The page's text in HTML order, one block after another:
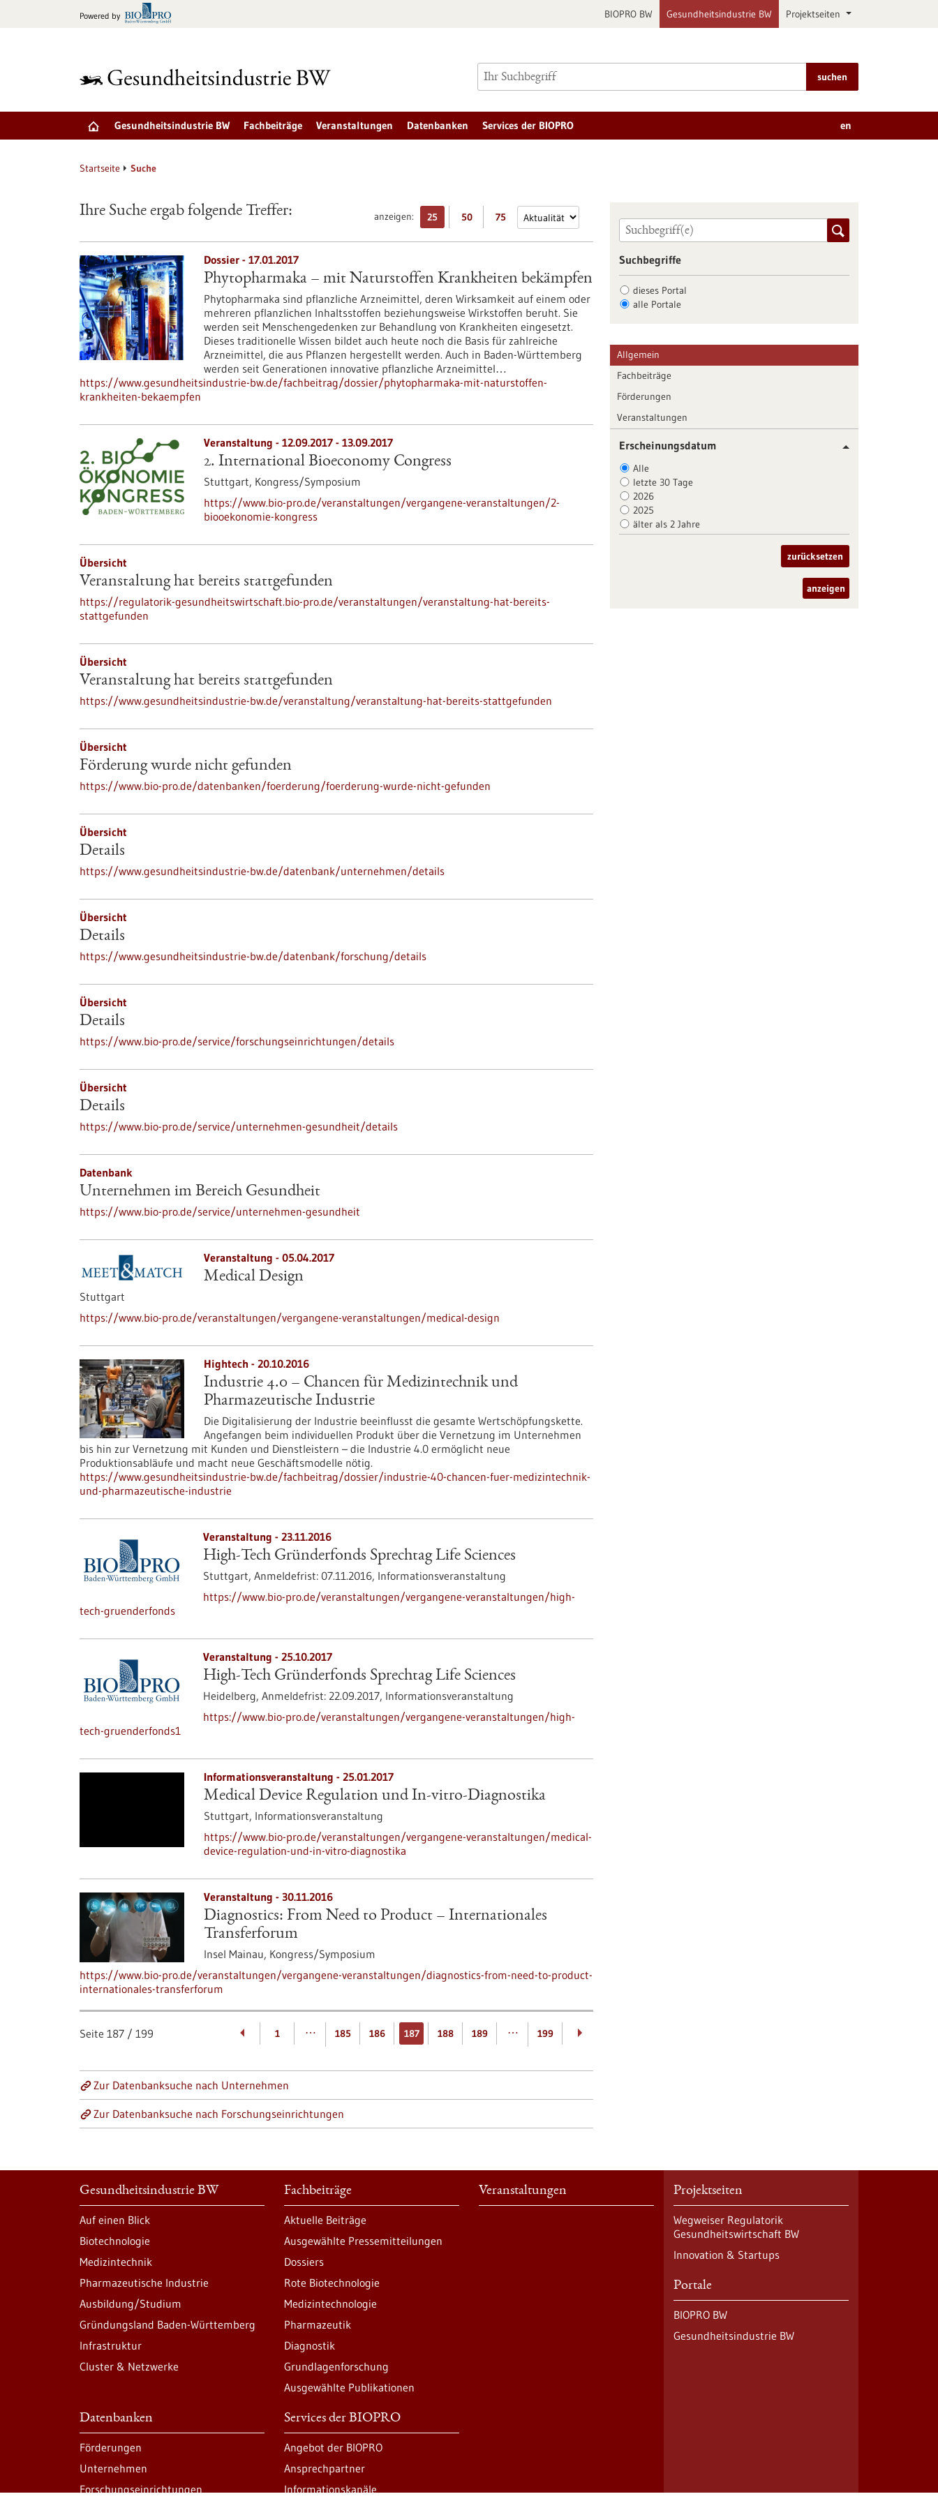
Powered by BIOPRO BW Gesundheitsindustrie BW Projektseiten
suchen
Gesundheitsindustrie BW Fachbeiträge Veranstaltungen Datenbanken Services der BIOPRO en
Startseite Suche
anzeigen: 25 50 75
Ihre Suche ergab folgende Treffer:
Dossier - 17.01.2017
Phytopharmaka – mit Naturstoffen Krankheiten bekämpfen
Phytopharmaka sind pflanzliche Arzneimittel, deren Wirksamkeit auf einem oder
mehreren pflanzlichen Inhaltsstoffen beziehungsweise Wirkstoffen beruht. Sie
werden seit Menschengedenken zur Behandlung von Krankheiten eingesetzt.
Dieses traditionelle Wissen bildet auch heute noch die Basis für zahlreiche
Arzneimittel, die aus Pflanzen hergestellt werden. Auch in Baden-Württemberg
werden seit Generationen innovative pflanzliche Arzneimittel…
https://www.gesundheitsindustrie-bw.de/fachbeitrag/dossier/phytopharmaka-mit-naturstoffen-
krankheiten-bekaempfen
Veranstaltung - 12.09.2017- 13.09.2017
2. International Bioeconomy Congress
Stuttgart, Kongress/Symposium
https://www.bio-pro.de/veranstaltungen/vergangene-veranstaltungen/2-
biooekonomie-kongress
Übersicht
Veranstaltung hat bereits stattgefunden
https://regulatorik-gesundheitswirtschaft.bio-pro.de/veranstaltungen/veranstaltung-hat-bereits-
stattgefunden
Übersicht
Veranstaltung hat bereits stattgefunden
https://www.gesundheitsindustrie-bw.de/veranstaltung/veranstaltung-hat-bereits-stattgefunden
Übersicht
Förderung wurde nicht gefunden
https://www.bio-pro.de/datenbanken/foerderung/foerderung-wurde-nicht-gefunden
Übersicht
Details
https://www.gesundheitsindustrie-bw.de/datenbank/unternehmen/details
Übersicht
Details
https://www.gesundheitsindustrie-bw.de/datenbank/forschung/details
Übersicht
Details
https://www.bio-pro.de/service/forschungseinrichtungen/details
Übersicht
Details
https://www.bio-pro.de/service/unternehmen-gesundheit/details
Datenbank
Unternehmen im Bereich Gesundheit
https://www.bio-pro.de/service/unternehmen-gesundheit
Veranstaltung - 05.04.2017
Medical Design
Stuttgart
https://www.bio-pro.de/veranstaltungen/vergangene-veranstaltungen/medical-design
Hightech - 20.10.2016
Industrie 4.0 – Chancen für Medizintechnik und
Pharmazeutische Industrie
Die Digitalisierung der Industrie beeinflusst die gesamte Wertschöpfungskette.
Angefangen beim individuellen Produkt über die Vernetzung im Unternehmen
bis hin zur Vernetzung mit Kunden und Dienstleistern – die Industrie 4.0 ermöglicht neue
Produktionsabläufe und macht neue Geschäftsmodelle nötig.
https://www.gesundheitsindustrie-bw.de/fachbeitrag/dossier/industrie-40-chancen-fuer-medizintechnik-
und-pharmazeutische-industrie
Veranstaltung - 23.11.2016
High-Tech Gründerfonds Sprechtag Life Sciences
Stuttgart, Anmeldefrist: 07.11.2016, Informationsveranstaltung
https://www.bio-pro.de/veranstaltungen/vergangene-veranstaltungen/high-
tech-gruenderfonds
Veranstaltung - 25.10.2017
High-Tech Gründerfonds Sprechtag Life Sciences
Heidelberg, Anmeldefrist: 22.09.2017, Informationsveranstaltung
https://www.bio-pro.de/veranstaltungen/vergangene-veranstaltungen/high-
tech-gruenderfonds1
Informationsveranstaltung - 25.01.2017
Medical Device Regulation und In-vitro-Diagnostika
Stuttgart, Informationsveranstaltung
https://www.bio-pro.de/veranstaltungen/vergangene-veranstaltungen/medical-
device-regulation-und-in-vitro-diagnostika
Veranstaltung - 30.11.2016
Diagnostics: From Need to Product – Internationales
Transferforum
Insel Mainau, Kongress/Symposium
https://www.bio-pro.de/veranstaltungen/vergangene-veranstaltungen/diagnostics-from-need-to-product-
internationales-transferforum
Seite 187 / 199 1 … 185 186 187 188 189 … 199
Zur Datenbanksuche nach Unternehmen
Zur Datenbanksuche nach Forschungseinrichtungen
Suchbegriffe
dieses Portal
alle Portale
Allgemein
Fachbeiträge
Förderungen
Veranstaltungen
Erscheinungsdatum
Alle
letzte 30 Tage
2026
2025
älter als 2 Jahre
zurücksetzen
anzeigen
Gesundheitsindustrie BW
Auf einen Blick
Biotechnologie
Medizintechnik
Pharmazeutische Industrie
Ausbildung/Studium
Gründungsland Baden-Württemberg
Infrastruktur
Cluster & Netzwerke
Fachbeiträge
Aktuelle Beiträge
Ausgewählte Pressemitteilungen
Dossiers
Rote Biotechnologie
Medizintechnologie
Pharmazeutik
Diagnostik
Grundlagenforschung
Ausgewählte Publikationen
Veranstaltungen
Datenbanken
Förderungen
Unternehmen
Forschungseinrichtungen
Services der BIOPRO
Angebot der BIOPRO
Ansprechpartner
Informationskanäle
Projektseiten
Wegweiser Regulatorik
Gesundheitswirtschaft BW
Innovation & Startups
Portale
BIOPRO BW
Gesundheitsindustrie BW